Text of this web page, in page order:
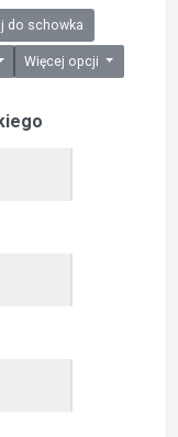
Dodaj do schowka
Więcej opcji